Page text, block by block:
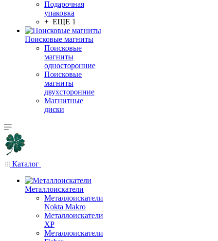
Подарочная
упаковка
+ ЕЩЕ 1
Поисковые магниты
Поисковые
магниты
односторонние
Поисковые
магниты
двухсторонние
Магнитные
диски
Каталог
Металлоискатели
Металлоискатели
Nokta Makro
Металлоискатели
XP
Металлоискатели